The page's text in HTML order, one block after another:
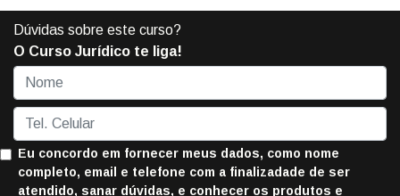
Dúvidas sobre este curso?
O Curso Jurídico te liga!
Eu concordo em fornecer meus dados, como nome
completo, email e telefone com a finalizadade de ser
atendido, sanar dúvidas, e conhecer os produtos e